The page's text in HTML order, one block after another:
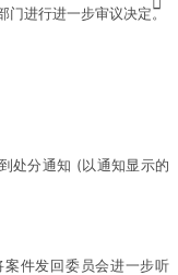
门进行进一步审议决定。
处分通知 (以通知显示的
件发回委员会进一步听